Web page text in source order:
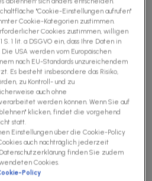
Stammdaten, etwa Ihren
den von Ihnen angegebenen
hinaus verarbeiten wir
Ihre geschäftliche E-Mail-
sofern Sie uns
andere Kommunikationswege
unserer Website fallen
Protokolldaten
"Cookie-Einstellungen aufrufen"
Cookie-Kategorien zustimmen.
Cookies zustimmen, willigen
1 lit. a DSGVO ein, dass Ihre Daten in
USA werden vom Europäischen
nach EU-Standards unzureichendem
Es besteht insbesondere das Risiko,
zu Kontroll- und zu
auch ohne
werden können. Wenn Sie auf
klicken, findet die vorgehend
statt.
Einstellungen über die Cookie-Policy
auch nachträglich jederzeit
finden Sie zudem
Cookies.
Policy